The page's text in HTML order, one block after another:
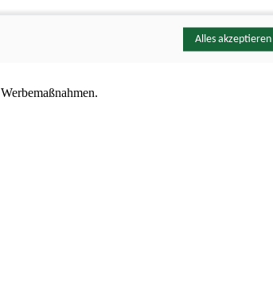
Alles akzeptieren